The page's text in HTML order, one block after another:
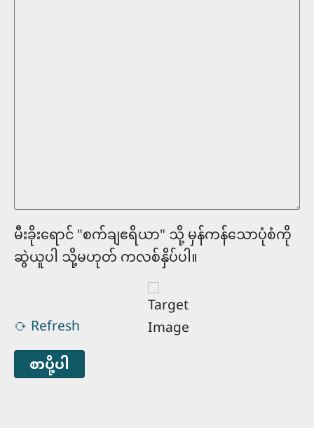
မီးခိုးရောင် "စက်ချဧရိယာ" သို့ မှန်ကန်သောပုံစံကို
ဆွဲယူပါ သို့မဟုတ် ကလစ်နှိပ်ပါ။
⟳ Refresh